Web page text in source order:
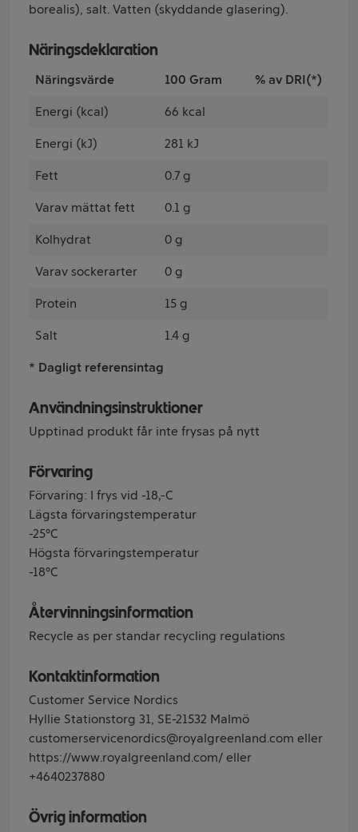
borealis), salt. Vatten (skyddande glasering).
Näringsdeklaration
Näringsvärde 100 Gram % av DRI(*)
Energi (kcal) 66 kcal
Energi (kJ) 281 kJ
Fett 0.7 g
Varav mättat fett 0.1 g
Kolhydrat 0 g
Varav sockerarter 0 g
Protein 15 g
Salt 1.4 g
* Dagligt referensintag
Användningsinstruktioner
Upptinad produkt får inte frysas på nytt
Förvaring
Förvaring: I frys vid -18ºC
Lägsta förvaringstemperatur
-25°C
Högsta förvaringstemperatur
-18°C
Återvinningsinformation
Recycle as per standar recycling regulations
Kontaktinformation
Customer Service Nordics
Hyllie Stationstorg 31, SE-21532 Malmö
customerservicenordics@royalgreenland.com eller
https://www.royalgreenland.com/ eller
+4640237880
Övrig information